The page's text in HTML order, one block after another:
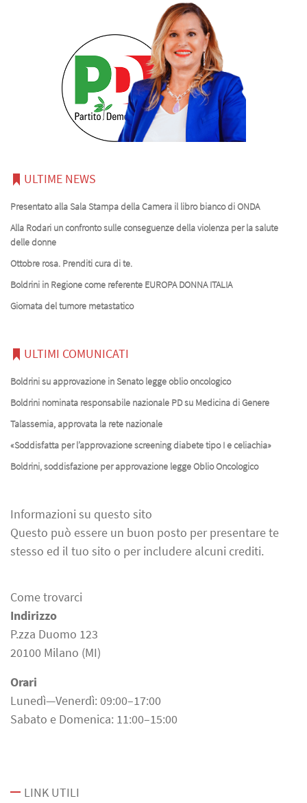
ULTIME NEWS
Presentato alla Sala Stampa della Camera il libro bianco di ONDA
Alla Rodari un confronto sulle conseguenze della violenza per la salute
delle donne
Ottobre rosa. Prenditi cura di te.
Boldrini in Regione come referente EUROPA DONNA ITALIA
Giornata del tumore metastatico
ULTIMI COMUNICATI
Boldrini su approvazione in Senato legge oblio oncologico
Boldrini nominata responsabile nazionale PD su Medicina di Genere
Talassemia, approvata la rete nazionale
«Soddisfatta per l’approvazione screening diabete tipo I e celiachia»
Boldrini, soddisfazione per approvazione legge Oblio Oncologico
Informazioni su questo sito
Questo può essere un buon posto per presentare te
stesso ed il tuo sito o per includere alcuni crediti.
Come trovarci
Indirizzo
P.zza Duomo 123
20100 Milano (MI)
Orari
Lunedì—Venerdì: 09:00–17:00
Sabato e Domenica: 11:00–15:00
LINK UTILI